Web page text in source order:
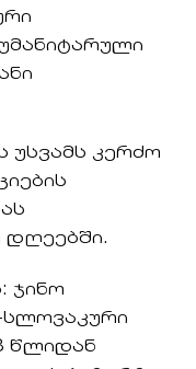
უსვამს კერძო
დღეებში.
ჯინო
წლიდან